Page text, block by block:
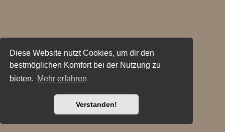
Diese Website nutzt Cookies, um dir den
bestmöglichen Komfort bei der Nutzung zu
bieten. Mehr erfahren
Verstanden!